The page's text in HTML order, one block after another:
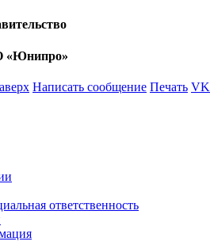
«Юнипро»
Написать сообщение Печать VK
ответственность